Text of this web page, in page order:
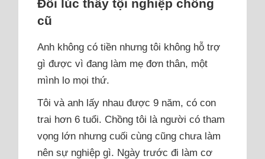
Đôi lúc thấy tội nghiệp chồng
cũ
Anh không có tiền nhưng tôi không hỗ trợ
gì được vì đang làm mẹ đơn thân, một
mình lo mọi thứ.
Tôi và anh lấy nhau được 9 năm, có con
trai hơn 6 tuổi. Chồng tôi là người có tham
vọng lớn nhưng cuối cùng cũng chưa làm
nên sự nghiệp gì. Ngày trước đi làm cơ